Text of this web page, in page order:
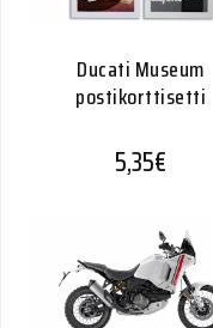
Ducati Museum
postikorttisetti
5,35€